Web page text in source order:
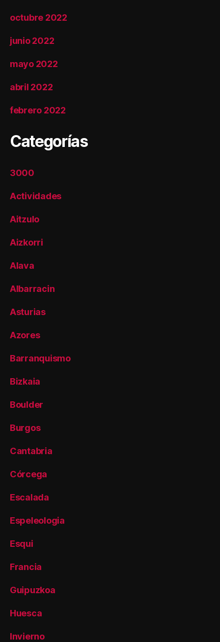
octubre 2022
junio 2022
mayo 2022
abril 2022
febrero 2022
Categorías
3000
Actividades
Aitzulo
Aizkorri
Alava
Albarracin
Asturias
Azores
Barranquismo
Bizkaia
Boulder
Burgos
Cantabria
Córcega
Escalada
Espeleologia
Esqui
Francia
Guipuzkoa
Huesca
Invierno